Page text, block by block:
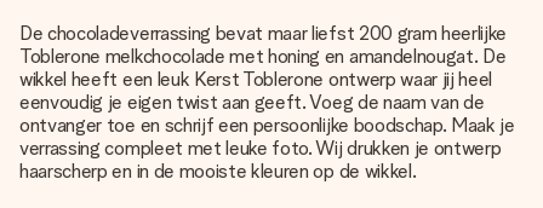
De chocoladeverrassing bevat maar liefst 200 gram heerlijke
Toblerone melkchocolade met honing en amandelnougat. De
wikkel heeft een leuk Kerst Toblerone ontwerp waar jij heel
eenvoudig je eigen twist aan geeft. Voeg de naam van de
ontvanger toe en schrijf een persoonlijke boodschap. Maak je
verrassing compleet met leuke foto. Wij drukken je ontwerp
haarscherp en in de mooiste kleuren op de wikkel.